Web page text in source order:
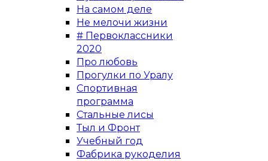
На самом деле
Не мелочи жизни
# Первоклассники
2020
Про любовь
Прогулки по Уралу
Спортивная
программа
Стальные лисы
Тыл и Фронт
Учебный год
Фабрика рукоделия